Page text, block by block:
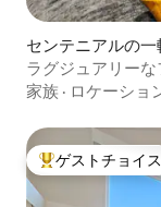
センテニアルの一
ラグジュアリー
火台+ゲーム
家族 · ロケーショ
大好評のゲストチ
ゲストチョイス